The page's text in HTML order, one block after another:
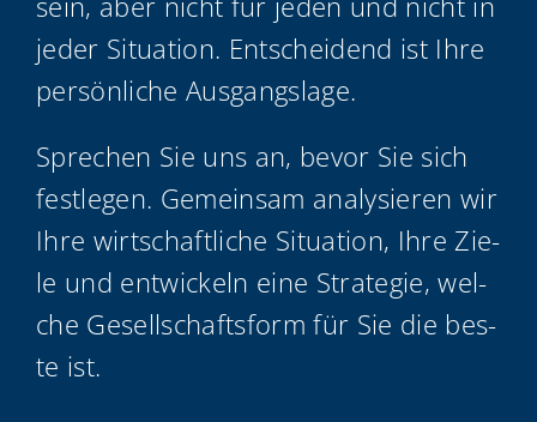
jeder Situa­ti­on. Ent­schei­dend ist Ihre
per­sön­li­che Ausgangslage.
Spre­chen Sie uns an, bevor Sie sich
fest­le­gen. Gemein­sam ana­ly­sie­ren wir
Ihre wirt­schaft­li­che Situa­ti­on, Ihre Zie­
le und ent­wi­ckeln eine Stra­te­gie, wel­
che Gesell­schafts­form für Sie die bes­
te ist.